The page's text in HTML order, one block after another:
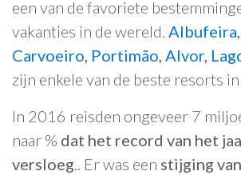
een van de favoriete
vakanties in de wereld. Albufeira,
Carvoeiro, Portimão, Alvor,
zijn enkele van de beste resorts
In 2016 reisden ongeveer 7
naar % dat het record van het
versloeg.. Er was een stijging